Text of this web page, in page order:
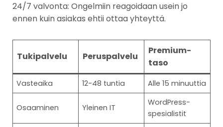
24/7 valvonta: Ongelmiin reagoidaan usein jo
ennen kuin asiakas ehtii ottaa yhteyttä.
Tukipalvelu Peruspalvelu
Premium-
taso
Vasteaika 12-48 tuntia Alle 15 minuuttia
Osaaminen Yleinen IT
WordPress-
spesialistit